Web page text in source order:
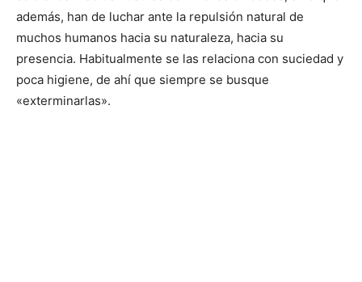
además, han de luchar ante la repulsión natural de
muchos humanos hacia su naturaleza, hacia su
presencia. Habitualmente se las relaciona con suciedad y
poca higiene, de ahí que siempre se busque
«exterminarlas».